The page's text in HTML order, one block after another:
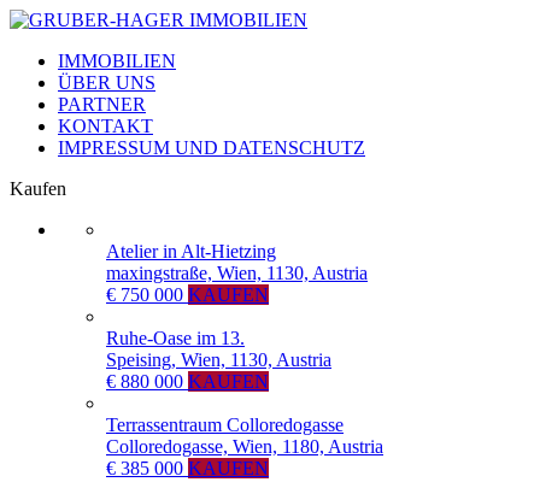
IMMOBILIEN
ÜBER UNS
PARTNER
KONTAKT
IMPRESSUM UND DATENSCHUTZ
Kaufen
Atelier in Alt-Hietzing
maxingstraße, Wien, 1130, Austria
€ 750 000 KAUFEN
Ruhe-Oase im 13.
Speising, Wien, 1130, Austria
€ 880 000 KAUFEN
Terrassentraum Colloredogasse
Colloredogasse, Wien, 1180, Austria
€ 385 000 KAUFEN